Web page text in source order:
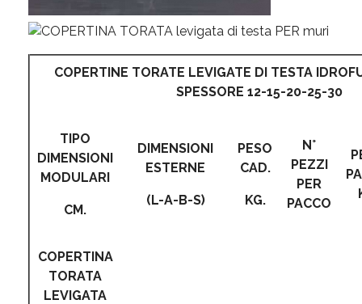
COPERTINE TORATE LEVIGATE DI TESTA
SPESSORE 12-15-20-25-30
TIPO
DIMENSIONI
MODULARI
CM.
DIMENSIONI
ESTERNE
(L-A-B-S)
PESO
CAD.
KG.
N°
PEZZI
PER
PACCO
COPERTINA
TORATA
LEVIGATA